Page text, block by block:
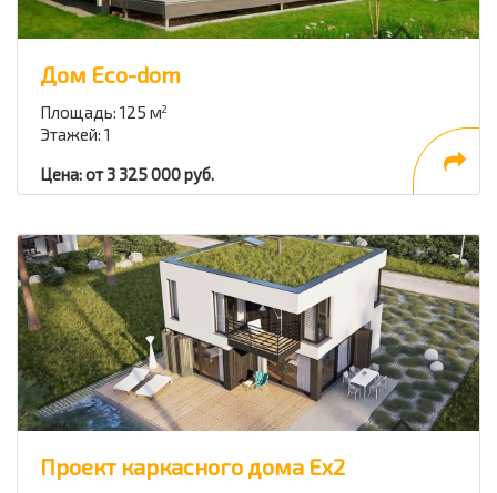
Дом Eco-dom
Площадь: 125 м2
Этажей: 1
Цена: от 3 325 000 руб.
Проект каркасного дома Ex2